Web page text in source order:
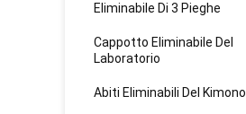
Eliminabile Di 3 Pieghe
Cappotto Eliminabile Del
Laboratorio
Abiti Eliminabili Del Kimono